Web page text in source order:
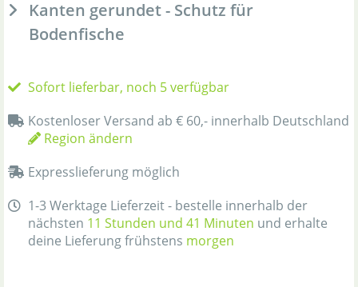
Kanten gerundet - Schutz für
Bodenfische
Sofort lieferbar, noch 5 verfügbar
Kostenloser Versand ab € 60,- innerhalb Deutschland
Region ändern
Expresslieferung möglich
1-3 Werktage Lieferzeit - bestelle innerhalb der
nächsten 11 Stunden und 41 Minuten und erhalte
deine Lieferung frühstens morgen